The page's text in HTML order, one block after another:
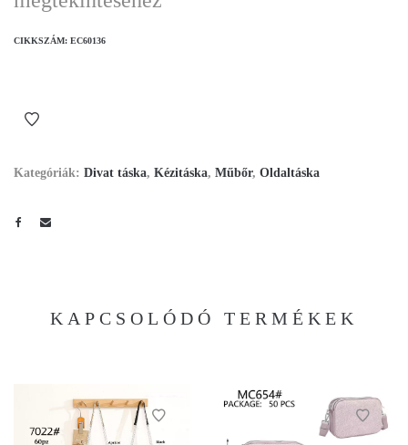
CIKKSZÁM: EC60136
Kategóriák: Divat táska, Kézitáska, Műbőr, Oldaltáska
KAPCSOLÓDÓ TERMÉKEK